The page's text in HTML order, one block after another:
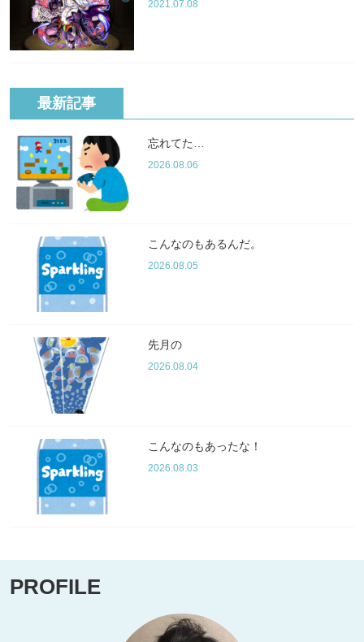
2021.07.08
最新記事
忘れてた…
2026.08.06
こんなのもあるんだ。
2026.08.05
先月の
2026.08.04
こんなのもあったな！
2026.08.03
PROFILE